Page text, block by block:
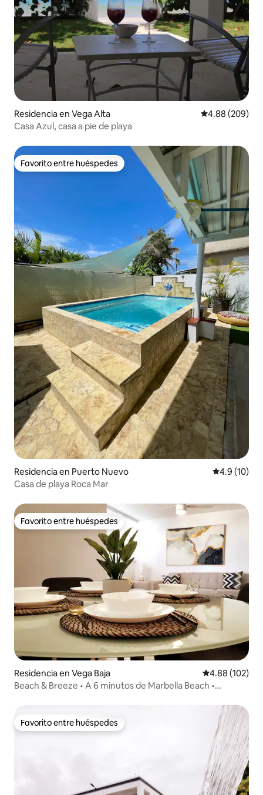
Residencia en Vega Alta Calificación
4.88 (209)
Casa Azul, casa a pie de playa
Favorito entre huéspedes
Favorito entre huéspedes
Residencia en Puerto Nuevo Calificación
4.9 (10)
Casa de playa Roca Mar
Favorito entre huéspedes
Favorito entre huéspedes
Residencia en Vega Baja Calificación
4.88 (102)
Beach & Breeze • A 6 minutos de Marbella Beach •
Favorito entre huéspedes
Favorito entre huéspedes